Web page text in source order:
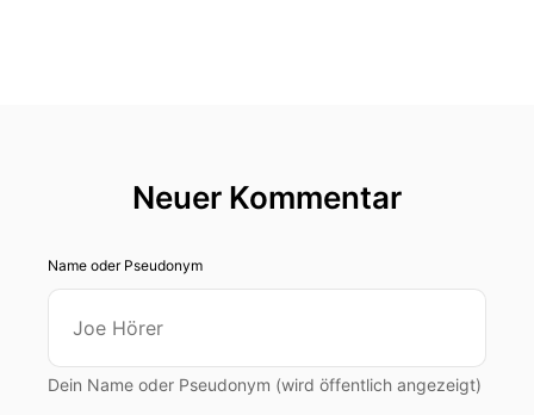
Neuer Kommentar
Name oder Pseudonym
Dein Name oder Pseudonym (wird öffentlich angezeigt)